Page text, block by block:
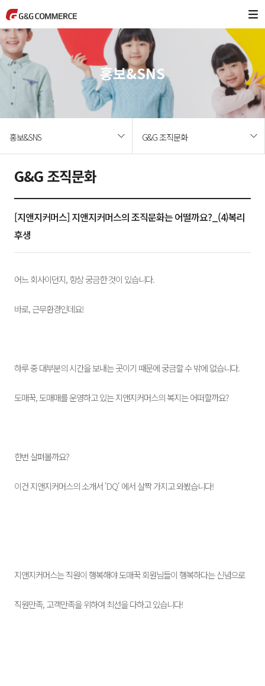
홍보&SNS
홍보&SNS G&G 조직문화
G&G 조직문화
[지앤지커머스] 지앤지커머스의 조직문화는 어떨까요?_(4)복리
후생
어느 회사이던지, 항상 궁금한 것이 있습니다.
바로, 근무환경인데요!
하루 중 대부분의 시간을 보내는 곳이기 때문에 궁금할 수 밖에 없습니다.
도매꾹, 도매매를 운영하고 있는 지앤지커머스의 복지는 어떠할까요?
한번 살펴볼까요?
이건 지앤지커머스의 소개서 'DQ' 에서 살짝 가지고 와봤습니다!
지앤지커머스는 직원이 행복해야 도매꾹 회원님들이 행복하다는 신념으로
직원만족, 고객만족을 위하여 최선을 다하고 있습니다!